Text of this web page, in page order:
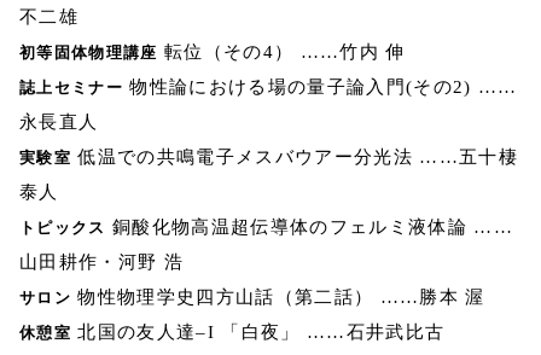
不二雄
初等固体物理講座 転位（その4） ……竹内 伸
誌上セミナー 物性論における場の量子論入門(その2) ……
永長直人
実験室 低温での共鳴電子メスバウアー分光法 ……五十棲
泰人
トピックス 銅酸化物高温超伝導体のフェルミ液体論 ……
山田耕作・河野 浩
サロン 物性物理学史四方山話（第二話） ……勝本 渥
休憩室 北国の友人達–I 「白夜」 ……石井武比古